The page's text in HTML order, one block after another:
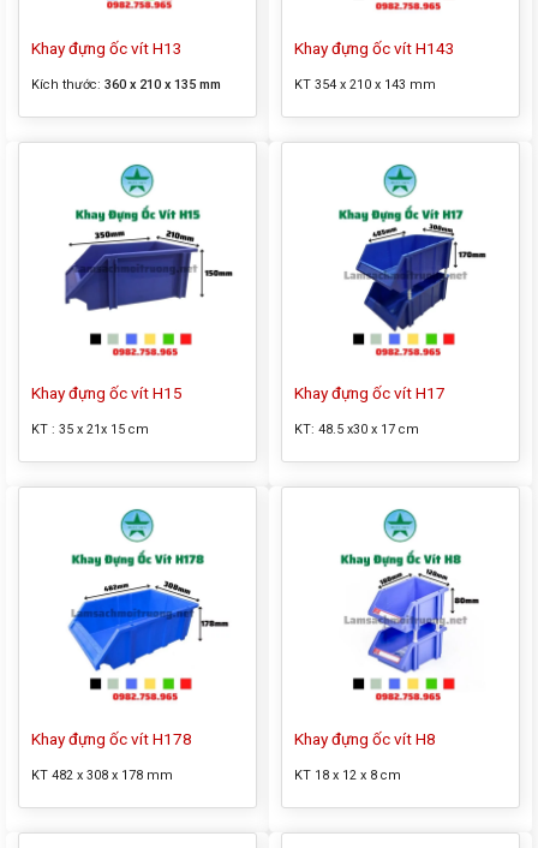
Khay đựng ốc vít H13
Kích thước: 360 x 210 x 135 mm
Khay đựng ốc vít H143
KT 354 x 210 x 143 mm
Khay đựng ốc vít H15
KT : 35 x 21x 15 cm
Khay đựng ốc vít H17
KT: 48.5 x30 x 17 cm
Khay đựng ốc vít H178
KT 482 x 308 x 178 mm
Khay đựng ốc vít H8
KT 18 x 12 x 8 cm